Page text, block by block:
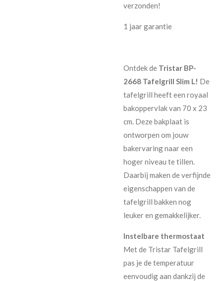
verzonden!
1 jaar garantie
Ontdek de Tristar BP-
2668 Tafelgrill Slim L! De
tafelgrill heeft een royaal
bakoppervlak van 70 x 23
cm. Deze bakplaat is
ontworpen om jouw
bakervaring naar een
hoger niveau te tillen.
Daarbij maken de verfijnde
eigenschappen van de
tafelgrill bakken nog
leuker en gemakkelijker.
Instelbare thermostaat
Met de Tristar Tafelgrill
pas je de temperatuur
eenvoudig aan dankzij de